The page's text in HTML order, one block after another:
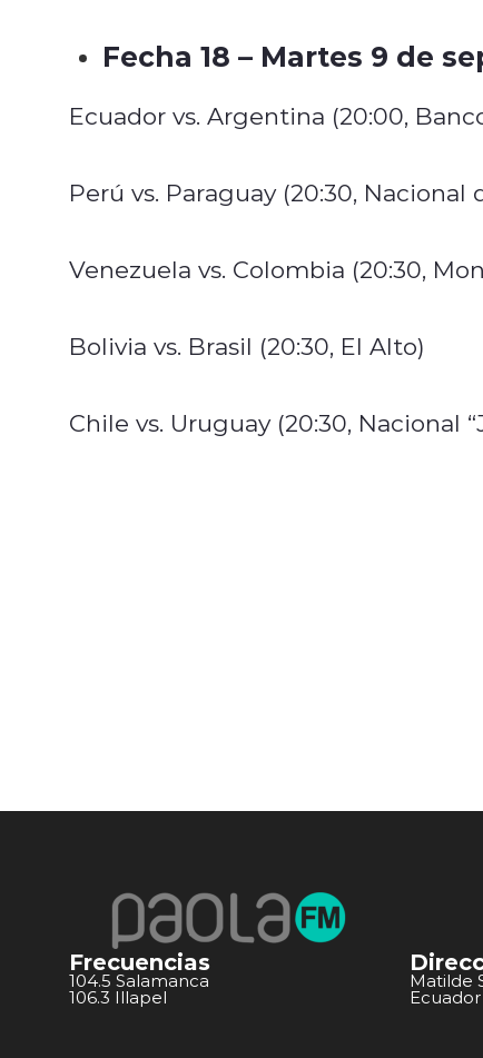
Fecha 18 – Martes 9 de
Ecuador vs. Argentina (20:00,
Perú vs. Paraguay (20:30, Nacional
Venezuela vs. Colombia (20:30,
Bolivia vs. Brasil (20:30, El Alto)
Chile vs. Uruguay (20:30, Nacional
Frecuencias
104.5 Salamanca
106.3 Illapel
Matilde